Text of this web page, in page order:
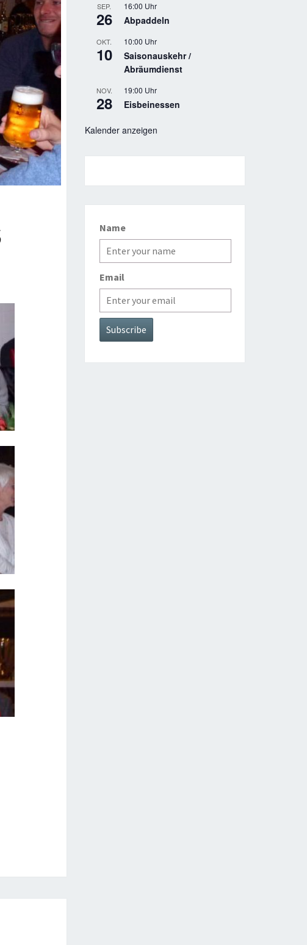
SEP.
26
16:00 Uhr
Abpaddeln
OKT.
10
10:00 Uhr
Saisonauskehr /
Abräumdienst
NOV.
28
19:00 Uhr
Eisbeinessen
Kalender anzeigen
Name
Email